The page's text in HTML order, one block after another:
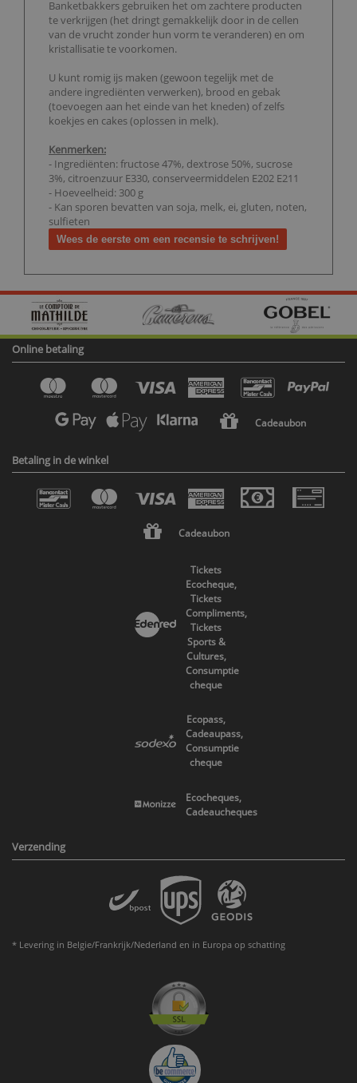
Banketbakkers gebruiken het om zachtere producten
te verkrijgen (het dringt gemakkelijk door in de cellen
van de vrucht zonder hun vorm te veranderen) en om
kristallisatie te voorkomen.
U kunt romig ijs maken (gewoon tegelijk met de
andere ingrediënten verwerken), brood en gebak
(toevoegen aan het einde van het kneden) of zelfs
koekjes en cakes (oplossen in melk).
Kenmerken:
- Ingrediënten: fructose 47%, dextrose 50%, sucrose
3%, citroenzuur E330, conserveermiddelen E202 E211
- Hoeveelheid: 300 g
- Kan sporen bevatten van soja, melk, ei, gluten, noten,
sulfieten
Wees de eerste om een recensie te schrijven!
Online betaling
Cadeaubon
Betaling in de winkel
Cadeaubon
Tickets
Ecocheque,
Tickets
Compliments,
Tickets
Sports &
Cultures,
Consumptie
cheque
Ecopass,
Cadeaupass,
Consumptie
cheque
Ecocheques,
Cadeaucheques
Verzending
* Levering in Belgie/Frankrijk/Nederland en in Europa op schatting